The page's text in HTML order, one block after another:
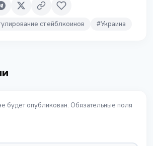
стейблкоинов #Украина
будет опубликован. Обязательные поля